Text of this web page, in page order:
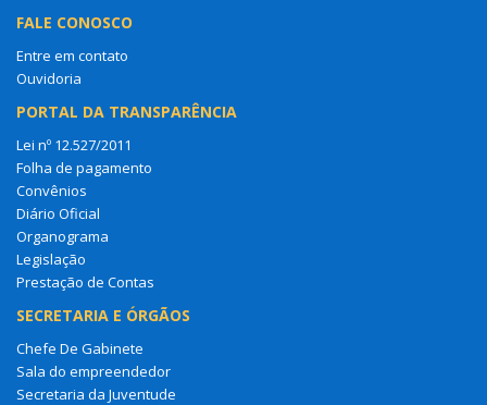
FALE CONOSCO
Entre em contato
Ouvidoria
PORTAL DA TRANSPARÊNCIA
Lei nº 12.527/2011
Folha de pagamento
Convênios
Diário Oficial
Organograma
Legislação
Prestação de Contas
SECRETARIA E ÓRGÃOS
Chefe De Gabinete
Sala do empreendedor
Secretaria da Juventude